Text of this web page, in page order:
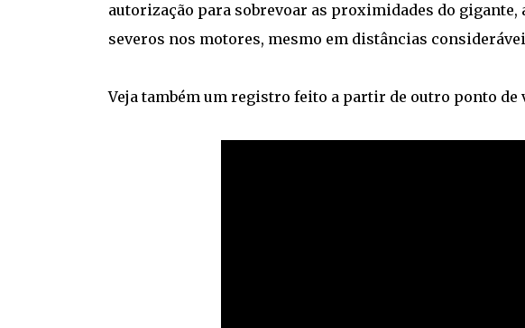
autorização para sobrevoar as proximidades do
severos nos motores, mesmo em distâncias
Veja também um registro feito a partir de outro ponto de